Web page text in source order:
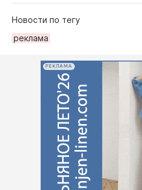
Новости по тегу
рeклама
РЕКЛАМА